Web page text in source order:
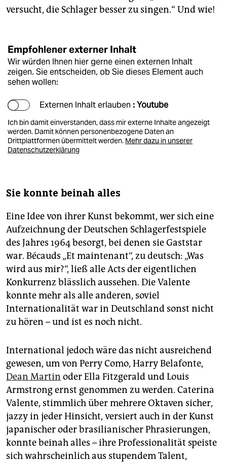
versucht, die Schlager besser zu singen.“ Und wie!
Empfohlener externer Inhalt
Wir würden Ihnen hier gerne einen externen Inhalt
zeigen. Sie entscheiden, ob Sie dieses Element auch
sehen wollen:
Externen Inhalt erlauben : Youtube
Ich bin damit einverstanden, dass mir externe Inhalte angezeigt
werden. Damit können personenbezogene Daten an
Drittplattformen übermittelt werden. Mehr dazu in unserer
Datenschutzerklärung
Sie konnte beinah alles
Eine Idee von ihrer Kunst bekommt, wer sich eine
Aufzeichnung der Deutschen Schlagerfestspiele
des Jahres 1964 besorgt, bei denen sie Gaststar
war. Bécauds „Et maintenant“, zu deutsch: „Was
wird aus mir?“, ließ alle Acts der eigentlichen
Konkurrenz blässlich aussehen. Die Valente
konnte mehr als alle anderen, soviel
Internationalität war in Deutschland sonst nicht
zu hören – und ist es noch nicht.
International jedoch wäre das nicht ausreichend
gewesen, um von Perry Como, Harry Belafonte,
Dean Martin oder Ella Fitzgerald und Louis
Armstrong ernst genommen zu werden. Caterina
Valente, stimmlich über mehrere Oktaven sicher,
jazzy in jeder Hinsicht, versiert auch in der Kunst
japanischer oder brasilianischer Phrasierungen,
konnte beinah alles – ihre Professionalität speiste
sich wahrscheinlich aus stupendem Talent,